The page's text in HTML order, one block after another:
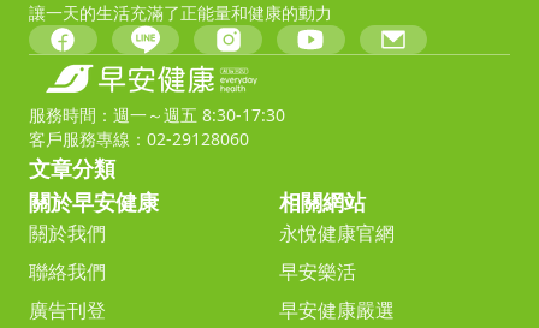
讓一天的生活充滿了正能量和健康的動力
服務時間：週一～週五 8:30-17:30
客戶服務專線：02-29128060
文章分類
關於早安健康
關於我們
聯絡我們
廣告刊登
相關網站
永悅健康官網
早安樂活
早安健康嚴選